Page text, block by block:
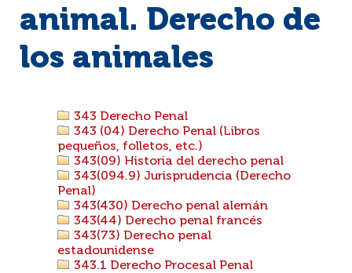
animal. Derecho de
los animales
343 Derecho Penal
343 (04) Derecho Penal (Libros
pequeños, folletos, etc.)
343(09) Historia del derecho penal
343(094.9) Jurisprudencia (Derecho
Penal)
343(430) Derecho penal alemán
343(44) Derecho penal francés
343(73) Derecho penal
estadounidense
343.1 Derecho Procesal Penal